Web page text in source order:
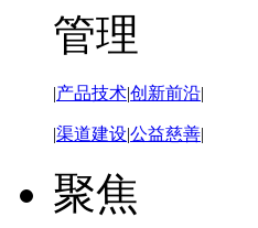
管理
|产品技术|创新前沿|
|渠道建设|公益慈善|
聚焦